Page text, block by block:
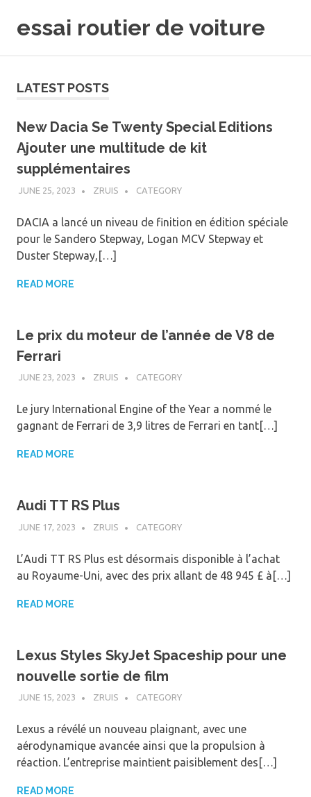
essai routier de voiture
LATEST POSTS
New Dacia Se Twenty Special Editions
Ajouter une multitude de kit
supplémentaires
JUNE 25, 2023 ZRUIS CATEGORY
DACIA a lancé un niveau de finition en édition spéciale
pour le Sandero Stepway, Logan MCV Stepway et
Duster Stepway,[…]
READ MORE
Le prix du moteur de l’année de V8 de
Ferrari
JUNE 23, 2023 ZRUIS CATEGORY
Le jury International Engine of the Year a nommé le
gagnant de Ferrari de 3,9 litres de Ferrari en tant[…]
READ MORE
Audi TT RS Plus
JUNE 17, 2023 ZRUIS CATEGORY
L’Audi TT RS Plus est désormais disponible à l’achat
au Royaume-Uni, avec des prix allant de 48 945 £ à[…]
READ MORE
Lexus Styles SkyJet Spaceship pour une
nouvelle sortie de film
JUNE 15, 2023 ZRUIS CATEGORY
Lexus a révélé un nouveau plaignant, avec une
aérodynamique avancée ainsi que la propulsion à
réaction. L’entreprise maintient paisiblement des[…]
READ MORE